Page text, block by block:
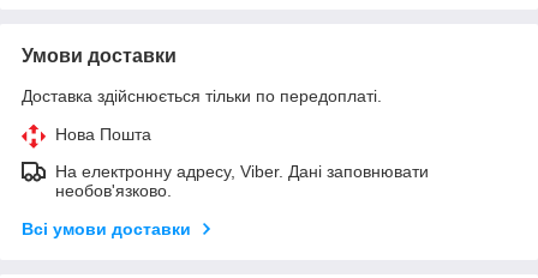
Умови доставки
Доставка здійснюється тільки по передоплаті.
Нова Пошта
На електронну адресу, Viber. Дані заповнювати
необов'язково.
Всі умови доставки